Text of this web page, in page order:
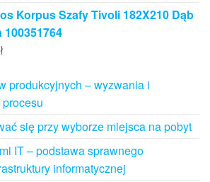
Korpus Szafy Tivoli 182X210 Dąb
produkcyjnych – wyzwania i
się przy wyborze miejsca na pobyt
IT – podstawa sprawnego
informatycznej